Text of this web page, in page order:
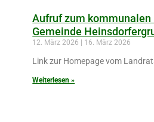
Aufruf zum kommunalen
Gemeinde
12. März 2026 16. März 2026
Link zur Homepage vom
Weiterlesen »